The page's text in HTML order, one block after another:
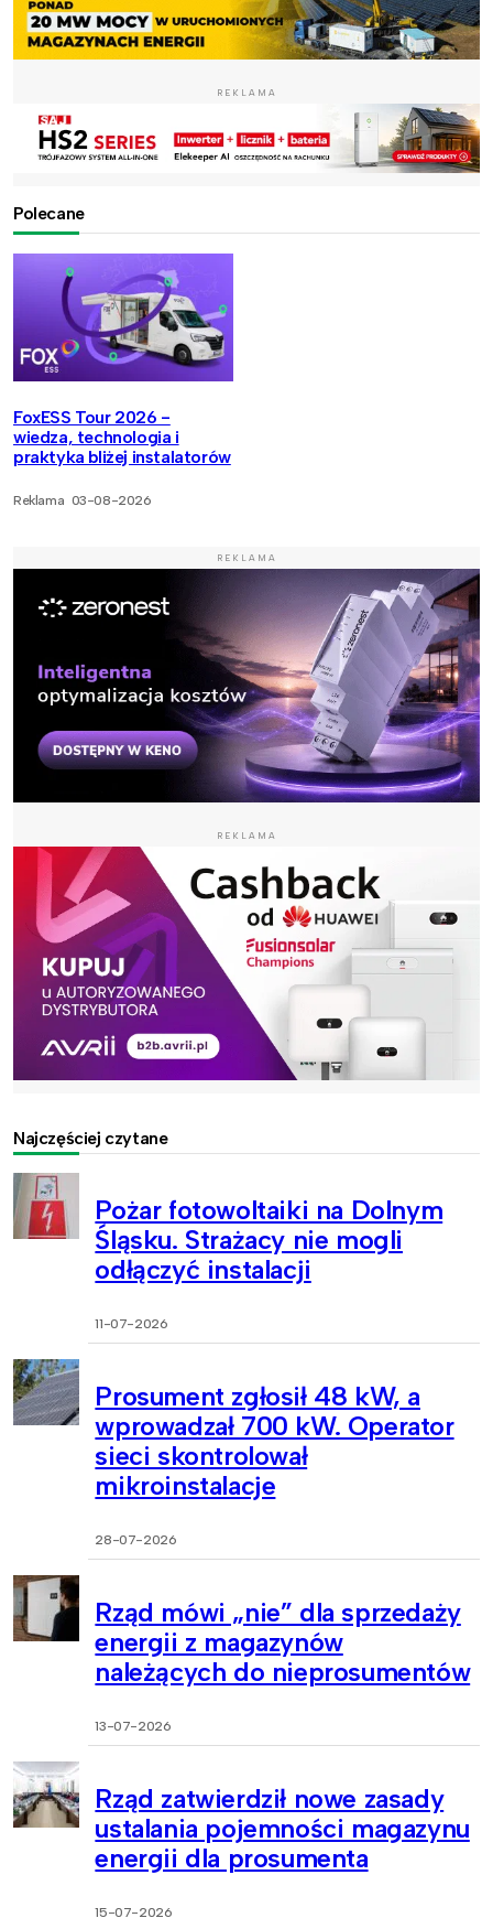
REKLAMA
Polecane
FoxESS Tour 2026 -
wiedza, technologia i
praktyka bliżej instalatorów
Reklama 03-08-2026
REKLAMA
REKLAMA
Najczęściej czytane
Pożar fotowoltaiki na Dolnym
Śląsku. Strażacy nie mogli
odłączyć instalacji
11-07-2026
Prosument zgłosił 48 kW, a
wprowadzał 700 kW. Operator
sieci skontrolował
mikroinstalacje
28-07-2026
Rząd mówi „nie” dla sprzedaży
energii z magazynów
należących do nieprosumentów
13-07-2026
Rząd zatwierdził nowe zasady
ustalania pojemności magazynu
energii dla prosumenta
15-07-2026